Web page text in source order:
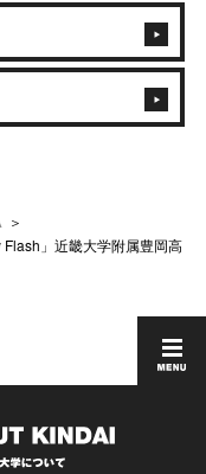
」近畿大学附属豊岡高